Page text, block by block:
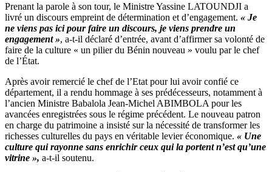
Prenant la parole à son tour, le Ministre Yassine LATOUNDJI a
livré un discours empreint de détermination et d’engagement. « Je
ne viens pas ici pour faire un discours, je viens prendre un
engagement », a-t-il déclaré d’entrée, avant d’affirmer sa volonté de
faire de la culture « un pilier du Bénin nouveau » voulu par le chef
de l’État.
Après avoir remercié le chef de l’Etat pour lui avoir confié ce
département, il a rendu hommage à ses prédécesseurs, notamment à
l’ancien Ministre Babalola Jean-Michel ABIMBOLA pour les
avancées enregistrées sous le régime précédent. Le nouveau patron
en charge du patrimoine a insisté sur la nécessité de transformer les
richesses culturelles du pays en véritable levier économique. « Une
culture qui rayonne sans enrichir ceux qui la portent n’est qu’une
vitrine », a-t-il soutenu.